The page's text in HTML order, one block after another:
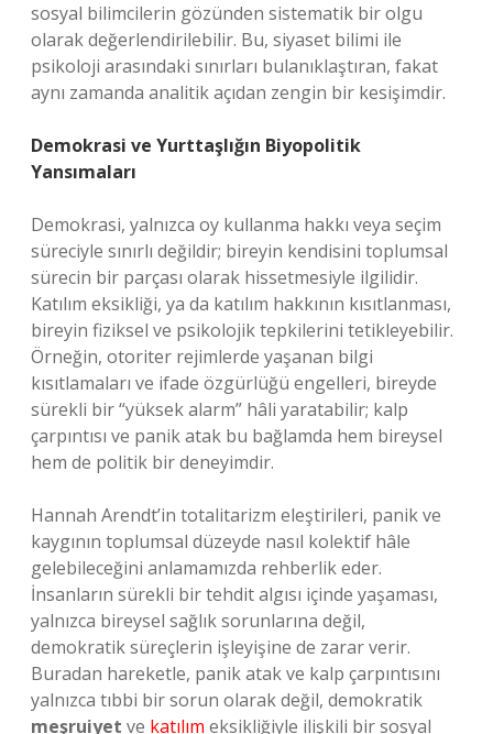
sosyal bilimcilerin gözünden sistematik bir olgu
olarak değerlendirilebilir. Bu, siyaset bilimi ile
psikoloji arasındaki sınırları bulanıklaştıran, fakat
aynı zamanda analitik açıdan zengin bir kesişimdir.
Demokrasi ve Yurttaşlığın Biyopolitik
Yansımaları
Demokrasi, yalnızca oy kullanma hakkı veya seçim
süreciyle sınırlı değildir; bireyin kendisini toplumsal
sürecin bir parçası olarak hissetmesiyle ilgilidir.
Katılım eksikliği, ya da katılım hakkının kısıtlanması,
bireyin fiziksel ve psikolojik tepkilerini tetikleyebilir.
Örneğin, otoriter rejimlerde yaşanan bilgi
kısıtlamaları ve ifade özgürlüğü engelleri, bireyde
sürekli bir “yüksek alarm” hâli yaratabilir; kalp
çarpıntısı ve panik atak bu bağlamda hem bireysel
hem de politik bir deneyimdir.
Hannah Arendt’in totalitarizm eleştirileri, panik ve
kaygının toplumsal düzeyde nasıl kolektif hâle
gelebileceğini anlamamızda rehberlik eder.
İnsanların sürekli bir tehdit algısı içinde yaşaması,
yalnızca bireysel sağlık sorunlarına değil,
demokratik süreçlerin işleyişine de zarar verir.
Buradan hareketle, panik atak ve kalp çarpıntısını
yalnızca tıbbi bir sorun olarak değil, demokratik
meşruiyet ve katılım eksikliğiyle ilişkili bir sosyal